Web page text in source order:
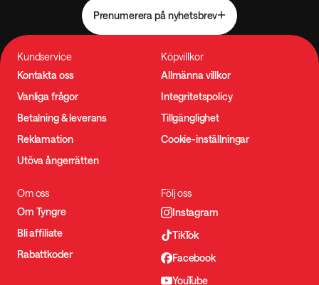
Prenumerera på nyhetsbrev
Kundservice
Kontakta oss
Vanliga frågor
Betalning & leverans
Reklamation
Utöva ångerrätten
Köpvillkor
Allmänna villkor
Integritetspolicy
Tillgänglighet
Cookie-inställningar
Om oss
Om Tyngre
Bli affiliate
Rabattkoder
Följ oss
Instagram
TikTok
Facebook
YouTube